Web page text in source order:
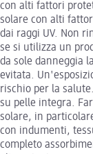
con alti fattori
solare con alti
dai raggi UV. Non
se si utilizza un
da sole danneggia
evitata.
rischio per la
su pelle integra.
solare, in
con indumenti,
completo